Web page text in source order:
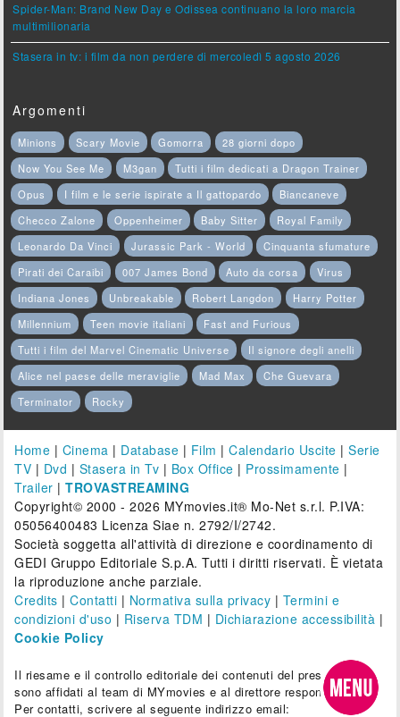
Spider-Man: Brand New Day e Odissea continuano la loro marcia
multimilionaria
Stasera in tv: i film da non perdere di mercoledì 5 agosto 2026
Argomenti
Minions Scary Movie Gomorra
28 giorni dopo
Now You See Me
M3gan
Tutti i film dedicati a Dragon Trainer
Opus
I film e le serie ispirate a Il gattopardo
Biancaneve
Checco Zalone
Oppenheimer Baby Sitter
Royal Family
Leonardo Da Vinci
Jurassic Park - World
Cinquanta sfumature
Pirati dei Caraibi
007 James Bond Auto da corsa
Virus
Indiana Jones
Unbreakable Robert Langdon
Harry Potter
Millennium
Teen movie italiani
Fast and Furious
Tutti i film del Marvel Cinematic Universe
Il signore degli anelli
Alice nel paese delle meraviglie
Mad Max
Che Guevara
Terminator
Rocky
Home | Cinema | Database | Film |Calendario Uscite |Serie
TV | Dvd | Stasera in Tv | Box Office | Prossimamente |
Trailer |TROVASTREAMING
Copyright© 2000 - 2026 MYmovies.it® Mo-Net s.r.l. P.IVA:
05056400483 Licenza Siae n. 2792/I/2742.
Società soggetta all'attività di direzione e coordinamento di
GEDI Gruppo Editoriale S.p.A. Tutti i diritti riservati. È vietata
la riproduzione anche parziale.
Credits |Contatti | Normativa sulla privacy | Termini e
condizioni d'uso | Riserva TDM | Dichiarazione accessibilità |
Cookie Policy
Il riesame e il controllo editoriale dei contenuti del presente sito
sono affidati al team di MYmovies e al direttore responsabile.
Per contatti, scrivere al seguente indirizzo email: